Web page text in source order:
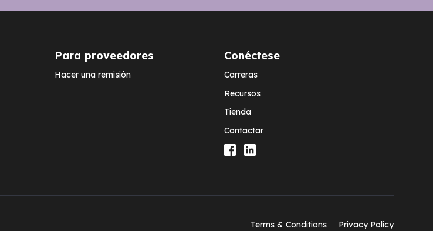
Para proveedores
Hacer una remisión
Conéctese
Carreras
Recursos
Tienda
Contactar
Terms & Conditions Privacy Policy